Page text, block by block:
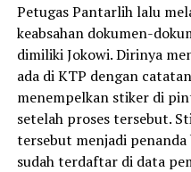
Petugas Pantarlih lalu
keabsahan dokumen-
dimiliki Jokowi. Dirinya
ada di KTP dengan
menempelkan stiker di
setelah proses tersebut.
tersebut menjadi penanda
sudah terdaftar di data